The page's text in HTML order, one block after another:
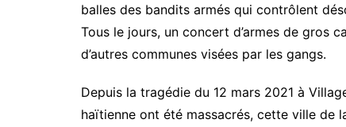
balles des bandits armés qui contrôlent
Tous le jours, un concert d’armes de gros
d’autres communes visées par les gangs.
Depuis la tragédie du 12 mars 2021 à
haïtienne ont été massacrés, cette ville de